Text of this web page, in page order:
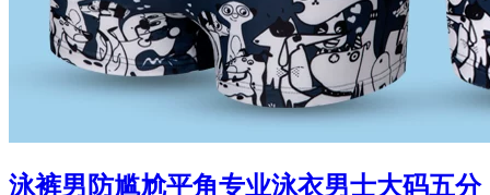
泳裤男防尴尬平角专业泳衣男士大码五分